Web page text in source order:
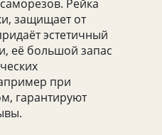
Рейка
защищает от
эстетичный
её большой запас
при
гарантируют